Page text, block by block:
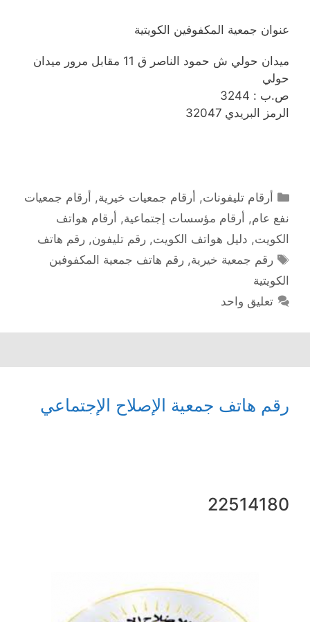
عنوان جمعية المكفوفين الكويتية
ميدان حولي ش حمود الناصر ق 11 مقابل مرور ميدان
حولي
ص.ب : 3244
الرمز البريدي 32047
التصنيفات
أرقام تليفونات, أرقام جمعيات خيرية, أرقام جمعيات
نفع عام, أرقام مؤسسات إجتماعية, أرقام هواتف
الكويت, دليل هواتف الكويت, رقم تليفون, رقم هاتف
الوسوم
رقم جمعية خيرية,رقم هاتف جمعية المكفوفين
الكويتية
تعليق واحد
رقم هاتف جمعية الإصلاح الإجتماعي
22514180